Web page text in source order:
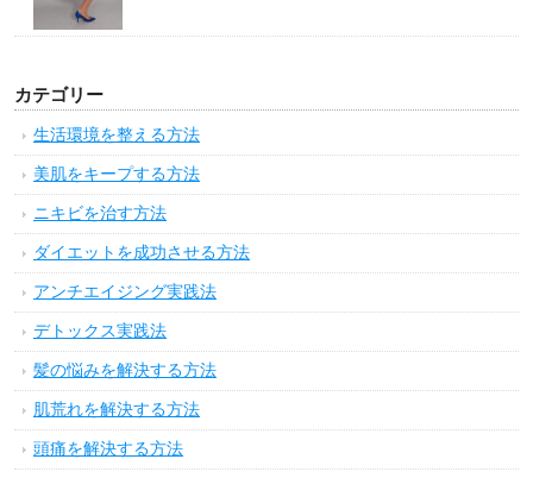
カテゴリー
生活環境を整える方法
美肌をキープする方法
ニキビを治す方法
ダイエットを成功させる方法
アンチエイジング実践法
デトックス実践法
髪の悩みを解決する方法
肌荒れを解決する方法
頭痛を解決する方法